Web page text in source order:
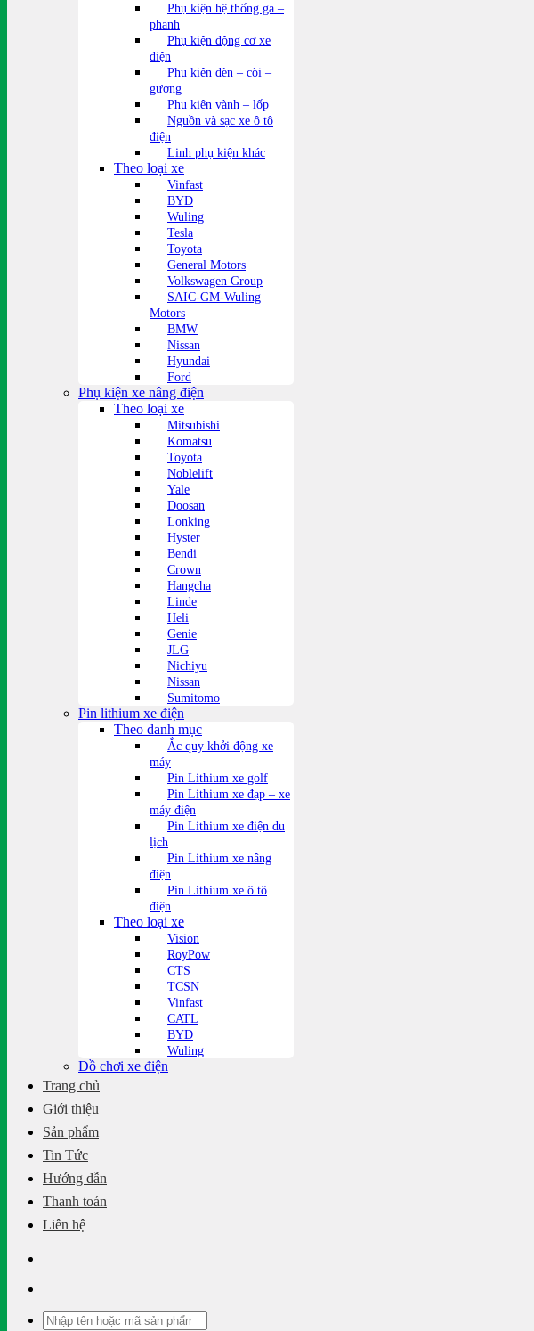
Phụ kiện hệ thống ga –
phanh
Phụ kiện động cơ xe
điện
Phụ kiện đèn – còi –
gương
Phụ kiện vành – lốp
Nguồn và sạc xe ô tô
điện
Linh phụ kiện khác
Theo loại xe
Vinfast
BYD
Wuling
Tesla
Toyota
General Motors
Volkswagen Group
SAIC-GM-Wuling
Motors
BMW
Nissan
Hyundai
Ford
Phụ kiện xe nâng điện
Theo loại xe
Mitsubishi
Komatsu
Toyota
Noblelift
Yale
Doosan
Lonking
Hyster
Bendi
Crown
Hangcha
Linde
Heli
Genie
JLG
Nichiyu
Nissan
Sumitomo
Pin lithium xe điện
Theo danh mục
Ắc quy khởi động xe
máy
Pin Lithium xe golf
Pin Lithium xe đạp – xe
máy điện
Pin Lithium xe điện du
lịch
Pin Lithium xe nâng
điện
Pin Lithium xe ô tô
điện
Theo loại xe
Vision
RoyPow
CTS
TCSN
Vinfast
CATL
BYD
Wuling
Đồ chơi xe điện
Trang chủ
Giới thiệu
Sản phẩm
Tin Tức
Hướng dẫn
Thanh toán
Liên hệ
Tìm